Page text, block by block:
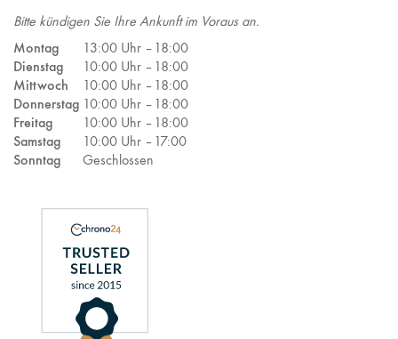
Bitte kündigen Sie Ihre Ankunft im Voraus an.
Montag
13:00 Uhr – 18:00
Dienstag
10:00 Uhr – 18:00
Mittwoch
10:00 Uhr – 18:00
Donnerstag 10:00 Uhr – 18:00
Freitag
10:00 Uhr – 18:00
Samstag
10:00 Uhr – 17:00
Sonntag
Geschlossen